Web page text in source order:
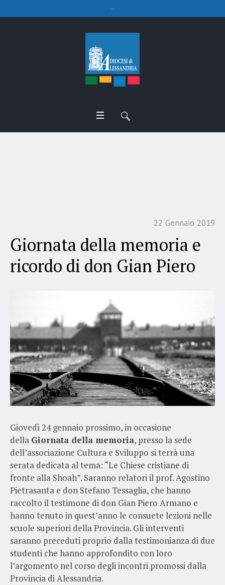
22 Gennaio 2019
Giornata della memoria e
ricordo di don Gian Piero
Giovedì 24 gennaio prossimo, in occasione
della Giornata della memoria, presso la sede
dell’associazione Cultura e Sviluppo si terrà una
serata dedicata al tema: “Le Chiese cristiane di
fronte alla Shoah”. Saranno relatori il prof. Agostino
Pietrasanta e don Stefano Tessaglia, che hanno
raccolto il testimone di don Gian Piero Armano e
hanno tenuto in quest’anno le consuete lezioni nelle
scuole superiori della Provincia. Gli interventi
saranno preceduti proprio dalla testimonianza di due
studenti che hanno approfondito con loro
l’argomento nel corso degli incontri promossi dalla
Provincia di Alessandria.